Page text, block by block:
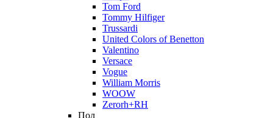
Tom Ford
Tommy Hilfiger
Trussardi
United Colors of Benetton
Valentino
Versace
Vogue
William Morris
WOOW
Zerorh+RH
Пол